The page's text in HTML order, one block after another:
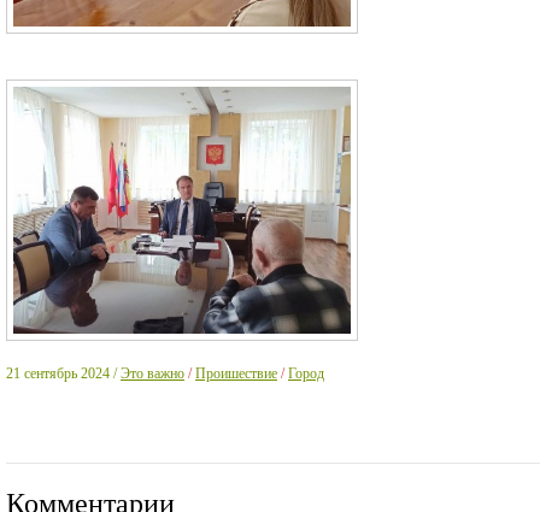
21 сентябрь 2024 / Это важно /Проишествие /Город
Комментарии